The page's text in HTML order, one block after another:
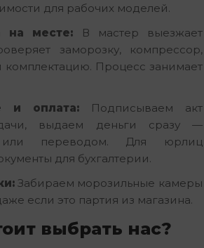
для рабочих моделей.
на месте: В мастер выезжает
заморозку, компрессор,
комплектацию. Процесс занимает
и оплата: Подписываем акт
выдаем деньги сразу —
или переводом. Для юрлиц
для бухгалтерии.
Забираем морозильные камеры
если это партия из магазина.
выбрать нас?